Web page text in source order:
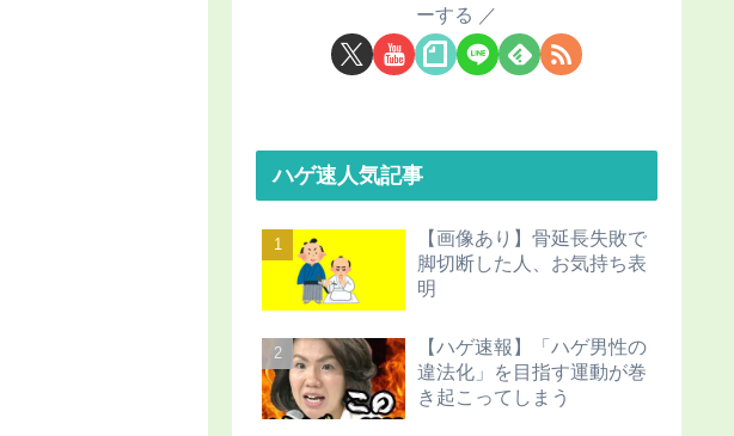
ーする
ハゲ速人気記事
【画像あり】骨延長失敗で
脚切断した人、お気持ち表
明
【ハゲ速報】「ハゲ男性の
違法化」を目指す運動が巻
き起こってしまう